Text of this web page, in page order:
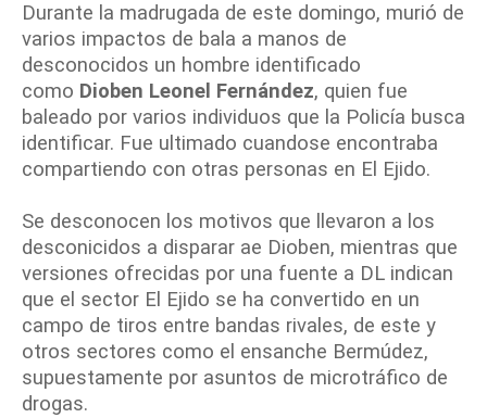
Durante la madrugada de este domingo, murió de
varios impactos de bala a manos de
desconocidos un hombre identificado
como Dioben Leonel Fernández, quien fue
baleado por varios individuos que la Policía busca
identificar. Fue ultimado cuandose encontraba
compartiendo con otras personas en El Ejido.
Se desconocen los motivos que llevaron a los
desconicidos a disparar ae Dioben, mientras que
versiones ofrecidas por una fuente a DL indican
que el sector El Ejido se ha convertido en un
campo de tiros entre bandas rivales, de este y
otros sectores como el ensanche Bermúdez,
supuestamente por asuntos de microtráfico de
drogas.